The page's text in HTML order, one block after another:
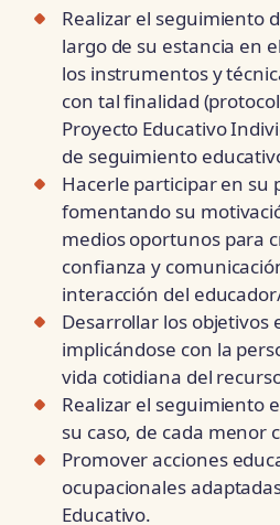
Realizar el seguimiento
largo de su estancia en
los instrumentos y
con tal finalidad
Proyecto Educativo
de seguimiento
Hacerle participar en su
fomentando su
medios oportunos para
confianza y
interacción del
Desarrollar los objetivos
implicándose con la
vida cotidiana del
Realizar el seguimiento
su caso, de cada menor
Promover acciones
ocupacionales
Educativo.